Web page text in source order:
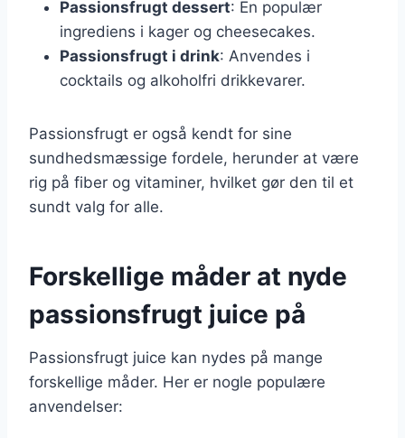
Passionsfrugt dessert: En populær
ingrediens i kager og cheesecakes.
Passionsfrugt i drink: Anvendes i
cocktails og alkoholfri drikkevarer.
Passionsfrugt er også kendt for sine
sundhedsmæssige fordele, herunder at være
rig på fiber og vitaminer, hvilket gør den til et
sundt valg for alle.
Forskellige måder at nyde
passionsfrugt juice på
Passionsfrugt juice kan nydes på mange
forskellige måder. Her er nogle populære
anvendelser: